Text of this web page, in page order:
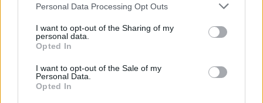
This information may also be disclosed by us to third parties
disclose it to other third parties.
Please note that this website/app uses one or more Google
services and may gather and store information including but
not limited to your visit or usage behaviour. You may click to
grant or deny consent to Google and its third-party tags to
Personal Data Processing Opt Outs
I want to opt-out of the Sharing of my
personal data.
Opted In
I want to opt-out of the Sale of my
Personal Data.
Opted In
Il mare è davvero più pulito alle 8 o alle 18? Ecco quando
Come pulire le foglie delle piante da appartamento dalla
Sbrinare il freezer in pochi minuti: perché 2 millimetri di
ghiaccio aumentano del 20% i consumi